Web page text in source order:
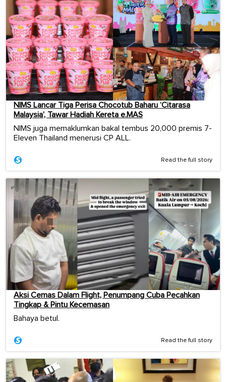
NIMS Lancar Tiga Perisa Chocotub Baharu ‘Citarasa
Malaysia’, Tawar Hadiah Kereta e.MAS
NIMS juga memaklumkan bakal tembus 20,000 premis 7-
Eleven Thailand menerusi CP ALL.
Read the full story
Aksi Cemas Dalam Flight, Penumpang Cuba Pecahkan
Tingkap & Pintu Kecemasan
Bahaya betul.
Read the full story